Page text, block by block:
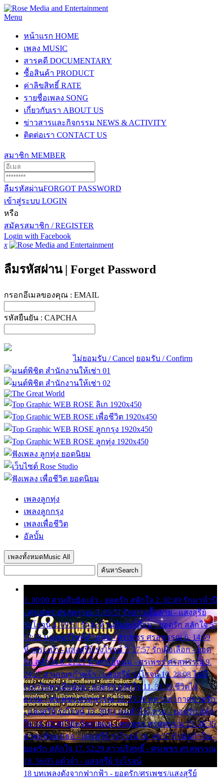
Menu
หน้าแรก HOME
เพลง MUSIC
สารคดี DOCUMENTARY
ซื้อสินค้า PRODUCT
ค่าลิขสิทธิ์ RATE
รายชื่อเพลง SONG
เกี่ยวกับเรา ABOUT US
ข่าวสารและกิจกรรม NEWS & ACTIVITY
ติดต่อเรา CONTACT US
สมาชิก MEMBER
ลืมรหัสผ่านFORGOT PASSWORD
เข้าสู่ระบบ LOGIN
หรือ
สมัครสมาชิก / REGISTER
Login with Facebook
x
ลืมรหัสผ่าน | Forget Password
กรอกอีเมลของคุณ : EMAIL
รหัสยืนยัน : CAPCHA
ไม่ยอมรับ / Cancel ยอมรับ / Confirm
เพลงลูกทุ่ง
เพลงลูกกรุง
เพลงเพื่อชีวิต
อัลบั้ม
เพลงทั้งหมด Music All
ค้นหาSearch
1. 00:00 สามสิบยังแจ๋ว - ยอดรัก สลักใจ 2. 02:49 รักมาห้าปี
- ศรเพชร ศรสุพรรณ 3. 05:57 รักสาวเสื้อลาย - แสงสุรีย์
รุ่งโรจน์ 4. 09:51 รักสะท้านดินสะเทือน - ยอดรัก สลักใจ 5.
12:23 มอเตอร์ไซค์ทำหล่น - ศรเพชร ศรสุพรรณ 6. 14:49
หิ้วกระเป๋า - แสงสุรีย์ รุ่งโรจน์ 7. 17:57 รักเผื่อเลือก - ยอด
รัก สลักใจ 8. 21:21 น้ำตาไอ้หนุ่ม - ศรเพชร ศรสุพรรณ 9.
24:27 สามเณรกำพร้า - แสงสุรีย์ รุ่งโรจน์ 10. 28:08 ไม่มี
เวลาไปหาเมียน้อย - ยอดรัก สลักใจ 11. 31:29 ชีวิตไอ้
ธรรม - ศรเพชร ศรสุพรรณ 12. 35:26 ทหารอากาศขาดรัก
- แสงสุรีย์ รุ่งโรจน์ 13. 39:01 คนหัวใจโทรม - ยอดรัก สลัก
ใจ 14. 42:49 ไอ้หวังตายแน่ - ศรเพชร ศรสุพรรณ 15. 46:35
ธาตุแท้ของเธอ - แสงสุรีย์ รุ่งโรจน์ 16. 49:57 กำนันกำใน -
ยอดรัก สลักใจ 17. 52:29 สาวบริสุทธิ์ - ศรเพชร ศรสุพรรณ
18. 56:05 แต๋วจ๋า - แสงสุรีย์ รุ่งโรจน์
18 บทเพลงดังจากฟากฟ้า - ยอดรัก/ศรเพชร/แสงสุรีย์